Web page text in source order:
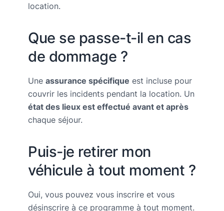
location.
Que se passe-t-il en cas
de dommage ?
Uneassurance spécifique est incluse pour
couvrir les incidents pendant la location. Un
état des lieux est effectué avant et après
chaque séjour.
Puis-je retirer mon
véhicule à tout moment ?
Oui, vous pouvez vous inscrire et vous
désinscrire à ce programme à tout moment.